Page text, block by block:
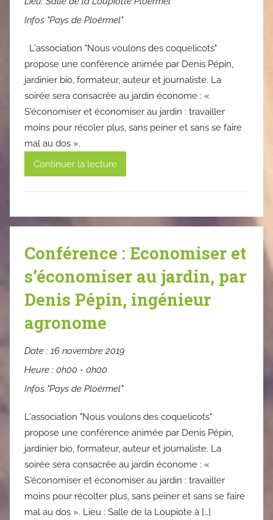
Infos "Pays de Ploërmel"
L'association "Nous voulons des coquelicots"
propose une conférence animée par Denis Pépin,
jardinier bio, formateur, auteur et journaliste. La
soirée sera consacrée au jardin économe : «
S'économiser et économiser au jardin : travailler
moins pour récoler plus, sans peiner et sans se faire
mal au dos ».
Continuer la lecture
Conférence : Economiser et
s’économiser au jardin, par
Denis Pépin, ingénieur
agronome
Date : 16 novembre 2019
Heure : 0h00 - 0h00
Infos "Pays de Ploërmel"
L'association "Nous voulons des coquelicots"
propose une conférence animée par Denis Pépin,
jardinier bio, formateur, auteur et journaliste. La
soirée sera consacrée au jardin économe : «
S'économiser et économiser au jardin : travailler
moins pour récolter plus, sans peiner et sans se faire
mal au dos ». Lieu : Salle de la Loupiote à […]